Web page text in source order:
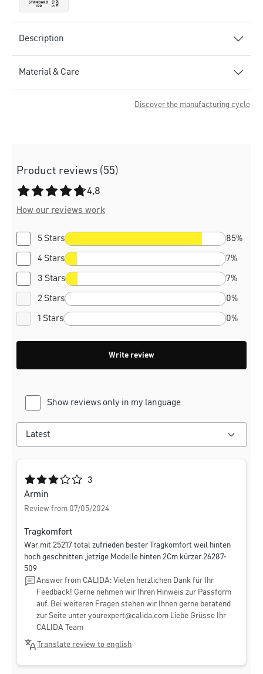
Description
Material & Care
Discover the manufacturing cycle
Product reviews (55)
Average rating of 4.8 out of 5 stars
4,8
How our reviews work
5 Stars 85%
4 Stars 7%
3 Stars 7%
2 Stars 0%
1 Stars 0%
Write review
Show reviews only in my language
Average rating of 3 out of 5 stars
3
Armin
Review from 07/05/2024
Tragkomfort
War mit 25217 total zufrieden bester Tragkomfort weil hinten
hoch geschnitten ,jetzige Modelle hinten 2Cm kürzer 26287-
509
Answer from CALIDA: Vielen herzlichen Dank für Ihr
Feedback! Gerne nehmen wir Ihren Hinweis zur Passform
auf. Bei weiteren Fragen stehen wir Ihnen gerne beratend
zur Seite unter yourexpert@calida.com Liebe Grüsse Ihr
CALIDA Team
Translate review to english